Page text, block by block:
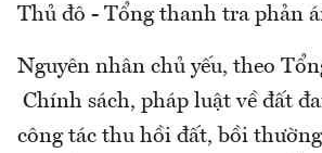
Thủ đô - Tổng thanh tra phản
Nguyên nhân chủ yếu, theo
Chính sách, pháp luật về đất
công tác thu hồi đất, bồi